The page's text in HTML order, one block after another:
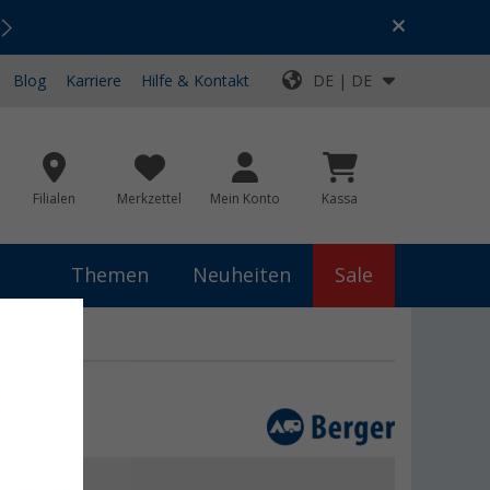
Top-Deals für dein Abenteuer!
Blog Karriere Hilfe & Kontakt DE | DE
Filialen Merkzettel Mein Konto Kassa
Themen Neuheiten Sale